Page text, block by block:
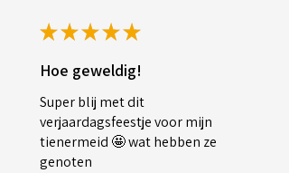
★★★★★
Hoe geweldig!
Super blij met dit
verjaardagsfeestje voor mijn
tienermeid 🤩 wat hebben ze
genoten